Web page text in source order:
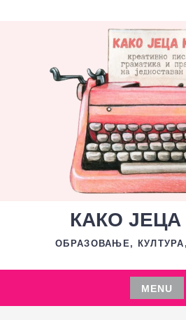
КАКО
ОБРАЗОВАЊЕ,
MENU
Skip